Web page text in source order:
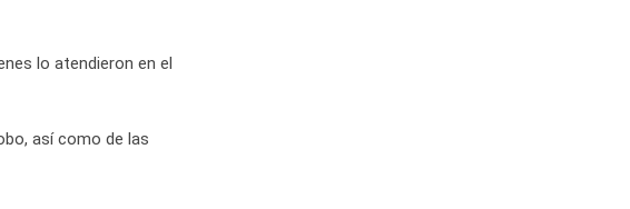
lo atendieron en el
así como de las